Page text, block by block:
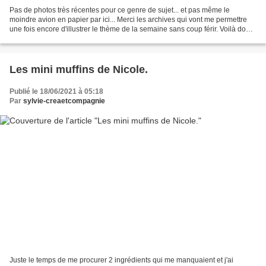
Pas de photos très récentes pour ce genre de sujet... et pas même le
moindre avion en papier par ici... Merci les archives qui vont me permettre
une fois encore d'illustrer le thème de la semaine sans coup férir. Voilà donc
Les mini muffins de Nicole.
Publié le 18/06/2021 à 05:18
Par sylvie-creaetcompagnie
Juste le temps de me procurer 2 ingrédients qui me manquaient et j'ai